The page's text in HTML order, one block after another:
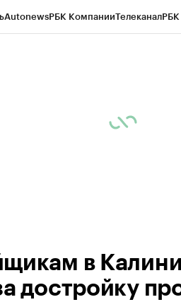
AutonewsРБК КомпанииТелеканалРБК
в
достройку